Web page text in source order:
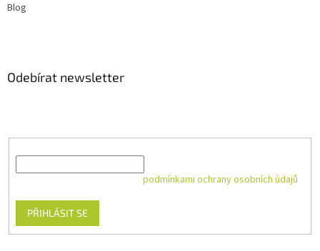
Blog
Odebírat newsletter
podmínkami ochrany osobních údajů
PŘIHLÁSIT SE